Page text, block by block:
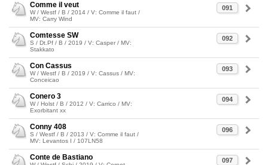
091
Comme il veut
W / Westf / B / 2014 / V: Comme il faut /
MV: Carry Wind
092
Comtesse SW
S / Dt.Pf / B / 2019 / V: Casper / MV:
Stakkato
093
Con Cassus
W / Westf / B / 2019 / V: Cassus / MV:
Conceicao
094
Conero 3
W / Holst / B / 2012 / V: Carrico / MV:
Exorbitant xx
096
Conny 408
S / Westf / B / 2013 / V: Comme il faut /
MV: Levantos I / 107LN58
097
Conte de Bastiano